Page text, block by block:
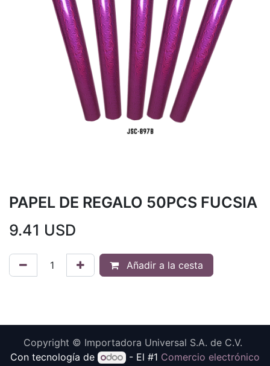
PAPEL DE REGALO 50PCS FUCSIA
9.41 USD
Añadir a la cesta
Copyright © Importadora Universal S.A. de C.V.
Con tecnología de
- El #1 Comercio electrónico